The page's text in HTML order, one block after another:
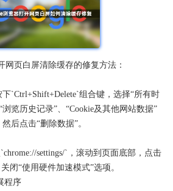
网页白屏清除缓存的修复方法：
`Ctrl+Shift+Delete`组合键，选择“所有时
览历史记录”、“Cookie及其他网站数据”
后点击“删除数据”。
settings/`，滚动到页面底部，点击
闭“使用硬件加速模式”选项。
程序